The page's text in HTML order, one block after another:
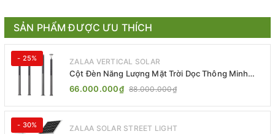
SẢN PHẨM ĐƯỢC ƯU THÍCH
- 25% ZALAA VERTICAL SOLAR
Cột Đèn Năng Lượng Mặt Trời Dọc Thông Minh
ZSR-YYDS-360 | ZALAA Jsc
66.000.000₫ 88.000.000₫
- 30% ZALAA SOLAR STREET LIGHT